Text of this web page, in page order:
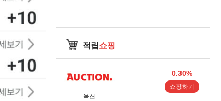
적립쇼핑
옥션
0.30%
쇼핑하기